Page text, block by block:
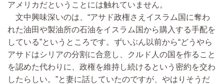
アメリカだということには触れていません。
文中興味深いのは、“アサド政権さえイスラム国に奪わ
れた油田や製油所の石油をイスラム国から購入する手配を
している”というところです。ずいぶん以前から“どうやら
アサドはシリアの分割に合意し、クルド人の国を作ること
を認めた代わりに、政権を維持し続けるという密約を交わ
したらしい。”と妻に話していたのですが、やはりそうだ